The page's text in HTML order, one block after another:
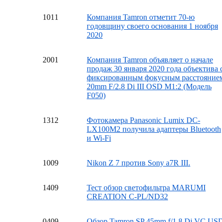
1011
Компания Tamron отметит 70-ю
годовщину своего основания 1 ноября
2020
2001
Компания Tamron объявляет о начале
продаж 30 января 2020 года объектива
фиксированным фокусным
20mm F/2.8 Di III OSD M1:2 (Модель
F050)
1312
Фотокамера Panasonic Lumix DC-
LX100M2 получила адаптеры Bluetooth
и Wi-Fi
1009 Nikon Z 7 против Sony a7R III.
1409
Тест обзор светофильтра MARUMI
CREATION C-PL/ND32